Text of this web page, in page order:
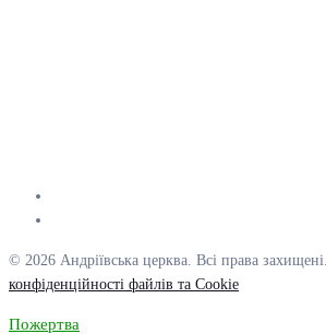
© 2026 Андріївська церква. Всі права захищені.
конфіденційності файлів та Cookie
Пожертва